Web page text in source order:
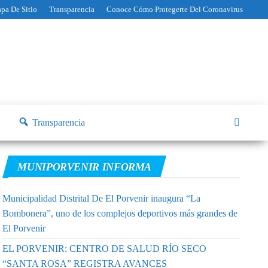
De Sitio Transparencia Conoce Cómo Protegerte Del Coronavirus
Transparencia
MUNIPORVENIR INFORMA
Municipalidad Distrital De El Porvenir inaugura “La
Bombonera”, uno de los complejos deportivos más grandes de
El Porvenir
EL PORVENIR: CENTRO DE SALUD RÍO SECO
“SANTA ROSA” REGISTRA AVANCES